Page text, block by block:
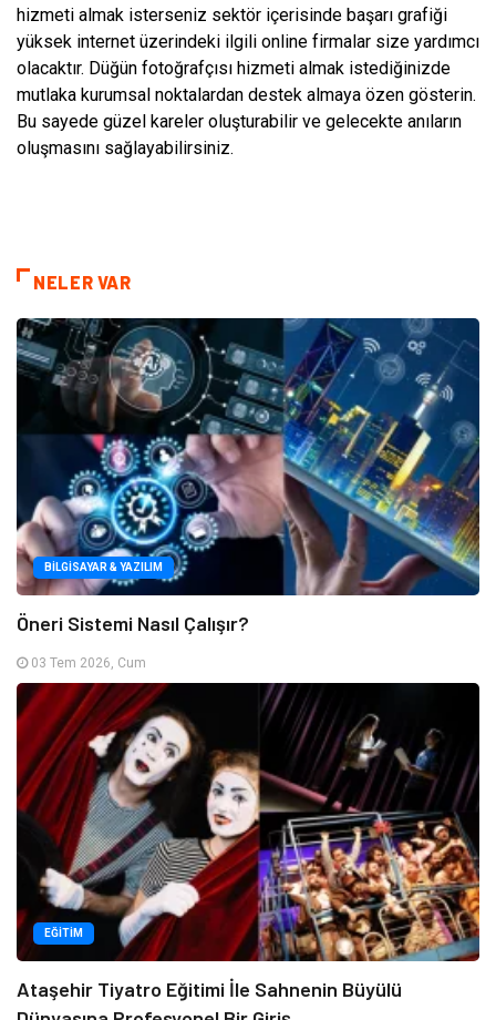
hizmeti almak isterseniz sektör içerisinde başarı grafiği
yüksek internet üzerindeki ilgili online firmalar size yardımcı
olacaktır. Düğün fotoğrafçısı hizmeti almak istediğinizde
mutlaka kurumsal noktalardan destek almaya özen gösterin.
Bu sayede güzel kareler oluşturabilir ve gelecekte anıların
oluşmasını sağlayabilirsiniz.
NELER VAR
BILGISAYAR & YAZILIM
Öneri Sistemi Nasıl Çalışır?
03 Tem 2026, Cum
EĞITIM
Ataşehir Tiyatro Eğitimi İle Sahnenin Büyülü